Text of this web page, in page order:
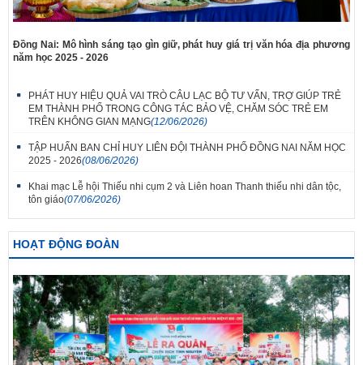
Đồng Nai: Mô hình sáng tạo gìn giữ, phát huy giá trị văn hóa địa phương
năm học 2025 - 2026
PHÁT HUY HIỆU QUẢ VAI TRÒ CÂU LẠC BỘ TƯ VẤN, TRỢ GIÚP TRẺ
EM THÀNH PHỐ TRONG CÔNG TÁC BẢO VỆ, CHĂM SÓC TRẺ EM
TRÊN KHÔNG GIAN MẠNG(12/06/2026)
TẬP HUẤN BAN CHỈ HUY LIÊN ĐỘI THÀNH PHỐ ĐỒNG NAI NĂM HỌC
2025 - 2026(08/06/2026)
Khai mạc Lễ hội Thiếu nhi cụm 2 và Liên hoan Thanh thiếu nhi dân tộc,
tôn giáo(07/06/2026)
HOẠT ĐỘNG ĐOÀN